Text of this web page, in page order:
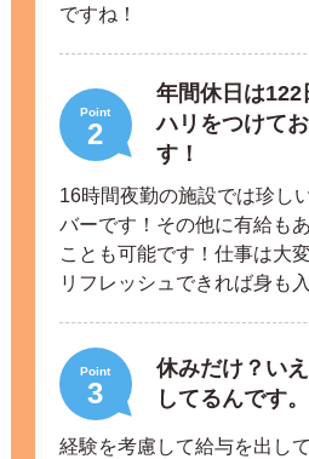
ですね！
Point
2
年間休日は122
ハリをつけて
す！
16時間夜勤の施設では珍し
バーです！その他に有給も
ことも可能です！仕事は大
リフレッシュできれば身も
Point
3
休みだけ？い
してるんです。
経験を考慮して給与を出し